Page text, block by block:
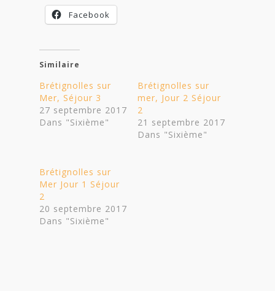
Facebook
Similaire
Brétignolles sur
Mer, Séjour 3
27 septembre 2017
Dans "Sixième"
Brétignolles sur
mer, Jour 2 Séjour
2
21 septembre 2017
Dans "Sixième"
Brétignolles sur
Mer Jour 1 Séjour
2
20 septembre 2017
Dans "Sixième"